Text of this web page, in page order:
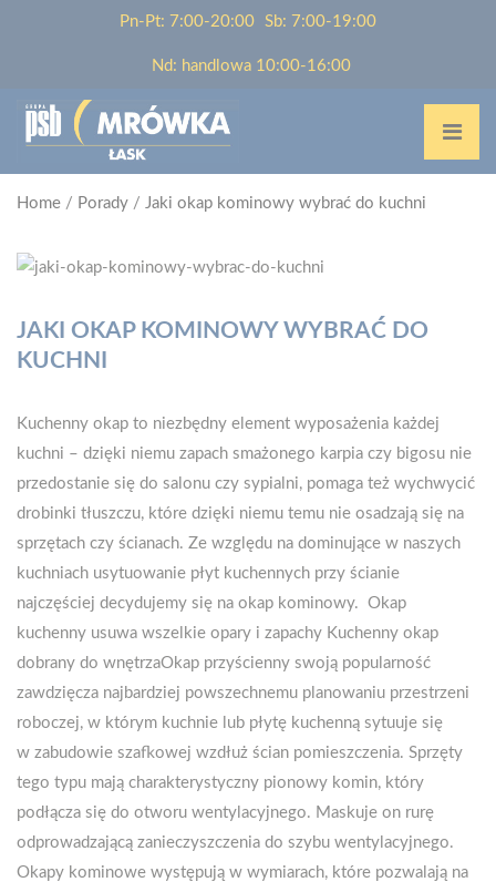
Pn-Pt: 7:00-20:00 Sb: 7:00-19:00
Nd: handlowa 10:00-16:00
Home / Porady / Jaki okap kominowy wybrać do kuchni
JAKI OKAP KOMINOWY WYBRAĆ DO
KUCHNI
Kuchenny okap to niezbędny element wyposażenia każdej
kuchni – dzięki niemu zapach smażonego karpia czy bigosu nie
przedostanie się do salonu czy sypialni, pomaga też wychwycić
drobinki tłuszczu, które dzięki niemu temu nie osadzają się na
sprzętach czy ścianach. Ze względu na dominujące w naszych
kuchniach usytuowanie płyt kuchennych przy ścianie
najczęściej decydujemy się na okap kominowy. Okap
kuchenny usuwa wszelkie opary i zapachy Kuchenny okap
dobrany do wnętrzaOkap przyścienny swoją popularność
zawdzięcza najbardziej powszechnemu planowaniu przestrzeni
roboczej, w którym kuchnie lub płytę kuchenną sytuuje się
w zabudowie szafkowej wzdłuż ścian pomieszczenia. Sprzęty
tego typu mają charakterystyczny pionowy komin, który
podłącza się do otworu wentylacyjnego. Maskuje on rurę
odprowadzającą zanieczyszczenia do szybu wentylacyjnego.
Okapy kominowe występują w wymiarach, które pozwalają na